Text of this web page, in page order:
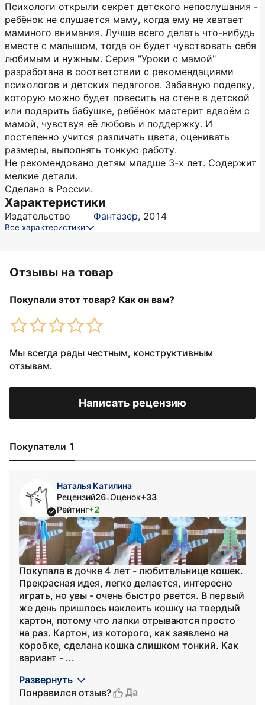
Психологи открыли секрет детского непослушания -
ребёнок не слушается маму, когда ему не хватает
маминого внимания. Лучше всего делать что-нибудь
вместе с малышом, тогда он будет чувствовать себя
любимым и нужным. Серия "Уроки с мамой"
разработана в соответствии с рекомендациями
психологов и детских педагогов. Забавную поделку,
которую можно будет повесить на стене в детской
или подарить бабушке, ребёнок мастерит вдвоём с
мамой, чувствуя её любовь и поддержку. И
постепенно учится различать цвета, оценивать
размеры, выполнять тонкую работу.
Не рекомендовано детям младше 3-х лет. Содержит
мелкие детали.
Сделано в России.
Характеристики
Издательство Фантазер, 2014
Все характеристики
Отзывы на товар
Покупали этот товар? Как он вам?
Мы всегда рады честным, конструктивным
отзывам.
Написать рецензию
Покупатели 1
Наталья Катилина
Рецензий26•Оценок+33
Рейтинг+2
Покупала в дочке 4 лет - любительнице кошек.
Прекрасная идея, легко делается, интересно
играть, но увы - очень быстро рвется. В первый
же день пришлось наклеить кошку на твердый
картон, потому что лапки отрываются просто
на раз. Картон, из которого, как заявлено на
коробке, сделана кошка слишком тонкий. Как
вариант - ...
Развернуть
Понравился отзыв?
Да